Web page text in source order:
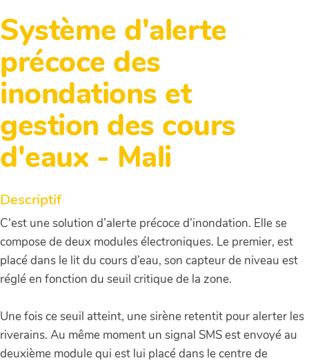
Système d'alerte
précoce des
inondations et
gestion des cours
d'eaux - Mali
Descriptif
C'est une solution d’alerte précoce d’inondation. Elle se
compose de deux modules électroniques. Le premier, est
placé dans le lit du cours d’eau, son capteur de niveau est
réglé en fonction du seuil critique de la zone.
Une fois ce seuil atteint, une sirène retentit pour alerter les
riverains. Au même moment un signal SMS est envoyé au
deuxième module qui est lui placé dans le centre de